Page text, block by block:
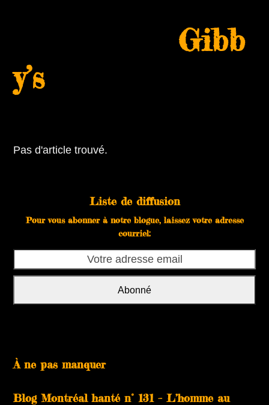
Gibb
y’s
Pas d'article trouvé.
Liste de diffusion
Pour vous abonner à notre blogue, laissez votre adresse
courriel:
adresse
Abonné
À ne pas manquer
Blog Montréal hanté n° 131 – L’homme au